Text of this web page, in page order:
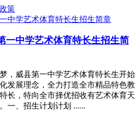
策
一中学艺术体育特长生招生简
，威县第一中学艺术体育特长生开始
发展理念，全力打造全市精品特色教
长，特向全市择优招收有艺术体育天
一、招生计划计划 ......